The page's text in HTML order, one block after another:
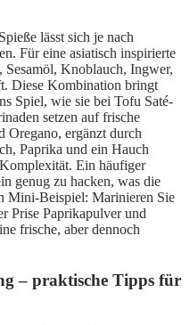
lässt sich je nach
Für eine asiatisch inspirierte
Sesamöl, Knoblauch, Ingwer,
Diese Kombination bringt
Spiel, wie sie bei Tofu Saté-
setzen auf frische
Oregano, ergänzt durch
Paprika und ein Hauch
Ein häufiger
genug zu hacken, was die
Mini-Beispiel: Marinieren Sie
Prise Paprikapulver und
frische, aber dennoch
– praktische Tipps für